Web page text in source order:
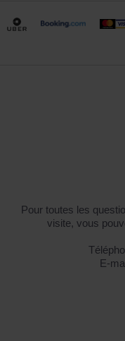
Pour toutes les
visite, vous
Е-